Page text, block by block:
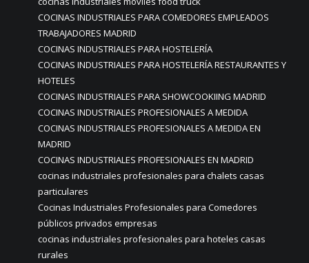
COCINAS INDUSTRIALES PARA COMEDORES EMPLEADOS
TRABAJADORES MADRID
COCINAS INDUSTRIALES PARA HOSTELERÍA
COCINAS INDUSTRIALES PARA HOSTELERÍA RESTAURANTES Y
HOTELES
COCINAS INDUSTRIALES PARA SHOWCOOKIING MADRID
COCINAS INDUSTRIALES PROFESIONALES A MEDIDA
COCINAS INDUSTRIALES PROFESIONALES A MEDIDA EN
MADRID
COCINAS INDUSTRIALES PROFESIONALES EN MADRID
cocinas industriales profesionales para chalets casas
particulares
Cocinas Industriales Profesionales para Comedores
públicos privados empresas
cocinas industriales profesionales para hoteles casas
rurales